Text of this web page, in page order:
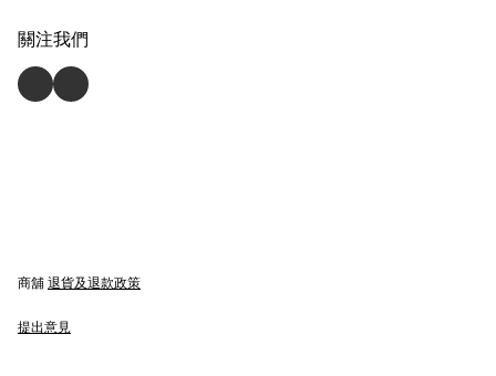
關注我們
商舖 退貨及退款政策
提出意見